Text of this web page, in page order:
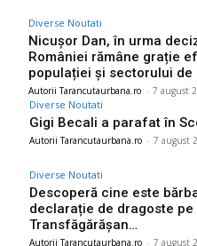
Diverse Noutati
Nicușor Dan, în urma
României rămâne grație
populației și sectorului de
Autorii Tarancutaurbana.ro - 7 august
Diverse Noutati
Gigi Becali a parafat în
Autorii Tarancutaurbana.ro - 7 august
Diverse Noutati
Descoperă cine este
declarație de dragoste pe
Transfăgărășan…
Autorii Tarancutaurbana.ro - 7 august